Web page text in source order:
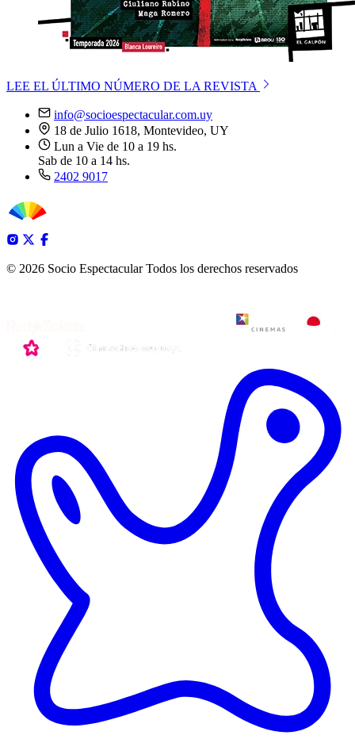
LEE EL ÚLTIMO NÚMERO DE LA REVISTA
info@socioespectacular.com.uy
18 de Julio 1618, Montevideo, UY
Lun a Vie de 10 a 19 hs.
Sab de 10 a 14 hs.
2402 9017
© 2026 Socio Espectacular Todos los derechos reservados